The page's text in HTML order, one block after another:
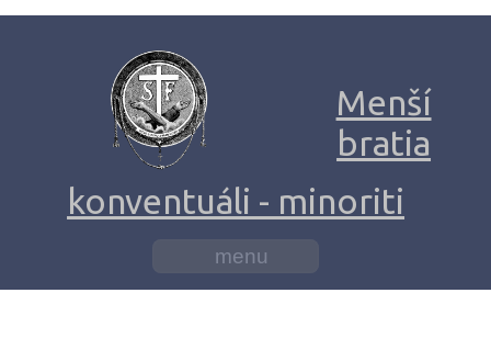
Menší
bratia
konventuáli - minoriti
menu